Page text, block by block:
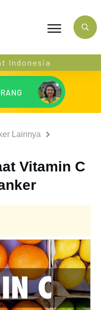
Indonesia
Lainnya
Vitamin C